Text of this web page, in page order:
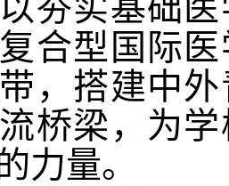
夯实基础
合型国际
，搭建中
桥梁，为
力量。